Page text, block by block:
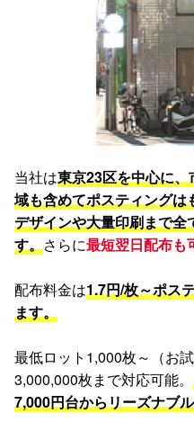
当社は東京23区を中心に
域も含めてポスティング
デザインや大量印刷まで
す。さらに最短翌日配布も
配布料金は1.7円/枚～ポス
ます。
最低ロット1,000枚～（お
3,000,000枚まで対応可能。
7,000円台からリーズナブ